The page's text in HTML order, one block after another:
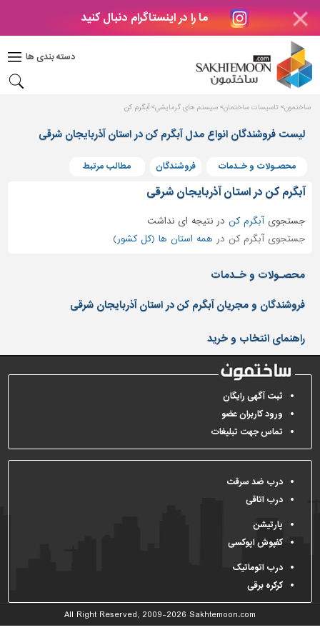
ما را در اینستاگرام دنبال کنید
دسته بندی ها
دکوراسیون
بتن
های
بتنی
و
پنجره
ساختمانی
نرده
و
حفاظ
کفپوش
و
سنگ
سرویس
بهداشتی
ابزار،یراق
و
آلات
برقی،روشنایی،ایمنی
محوطه
سازی
و
نما
ساخت
ساختمون تاسیسات ساختمان سیستم های گرمایشی آبگرم کن
لیست فروشندگان انواع مدل آبگرم کن در استان آذربایجان شرقی
محصـولات و خـدمات فروشندگان مطالب مرتبط
آبگرم کن در استان آذربایجان شرقی
جستجویآبگرم کن درنتیجه ای نداشت
جستجوی آبگرم کن در همه استان ها (کل کشور)
محصـولات و خـدمات
فروشندگان و مجریان آبگرم کن در استان آذربایجان شرقی
راهنمای انتخاب و خرید
ثبت آگهی رایگان
ورود کاربران عضو
تماس جهت تبلیغات
درب ضد سرقت
درب اتاقی
پارتیشن
کفپوش اپوکسی
درب اتوماتیک
کرکره برقی
All Right Reserved, 2009-2026 Sakhtemoon.com